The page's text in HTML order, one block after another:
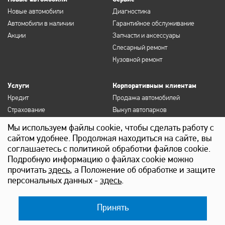
Новые автомобили
Автомобили в наличии
Акции
Диагностика
Гарантийное обслуживание
Запчасти и аксессуары
Слесарный ремонт
Кузовной ремонт
Услуги
Кредит
Страхование
КАСКО
Выкуп
Детейлинг
Корпоративным клиентам
Продажа автомобилей
Выкуп автопарков
Лизинг
Мы используем файлы cookie, чтобы сделать работу с
сайтом удобнее. Продолжая находиться на сайте, вы
соглашаетесь с политикой обработки файлов cookie.
Подробную информацию о файлах cookie можно
прочитатьздесь, а Положение об обработке и защите
персональных данных - здесь.
Принять